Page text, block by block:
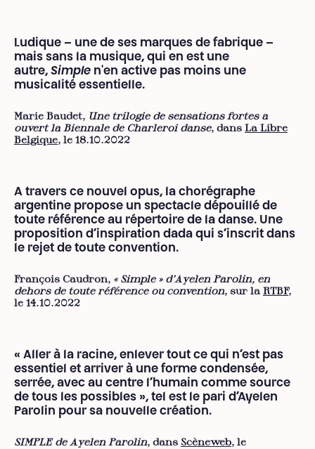
Ludique – une de ses marques de fabrique –
mais sans la musique, qui en est une
autre, Simple n'en active pas moins une
musicalité essentielle.
Marie Baudet, Une trilogie de sensations fortes a
ouvert la Biennale de Charleroi danse, dans La Libre
Belgique, le 18.10.2022
A travers ce nouvel opus, la chorégraphe
argentine propose un spectacle dépouillé de
toute référence au répertoire de la danse. Une
proposition d’inspiration dada qui s’inscrit dans
le rejet de toute convention.
François Caudron, « Simple » d’Ayelen Parolin, en
dehors de toute référence ou convention, sur la RTBF,
le 14.10.2022
« Aller à la racine, enlever tout ce qui n’est pas
essentiel et arriver à une forme condensée,
serrée, avec au centre l’humain comme source
de tous les possibles », tel est le pari d’Ayelen
Parolin pour sa nouvelle création.
SIMPLE de Ayelen Parolin, dans Scèneweb, le